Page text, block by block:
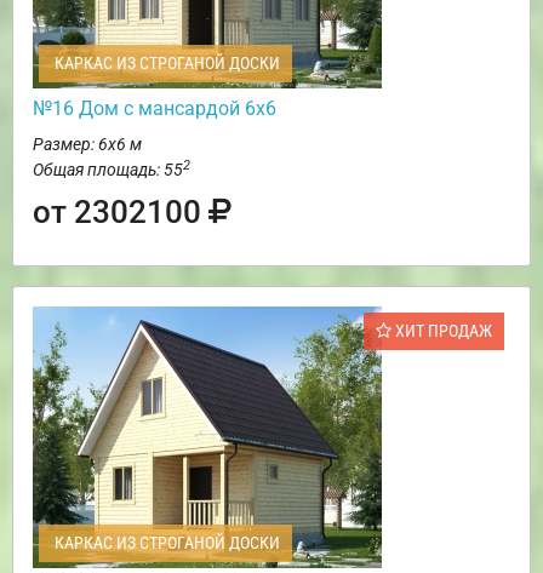
КАРКАС ИЗ СТРОГАНОЙ ДОСКИ
№16 Дом с мансардой 6х6
Размер: 6х6 м
Общая площадь: 552
от 2302100
ХИТ ПРОДАЖ
КАРКАС ИЗ СТРОГАНОЙ ДОСКИ